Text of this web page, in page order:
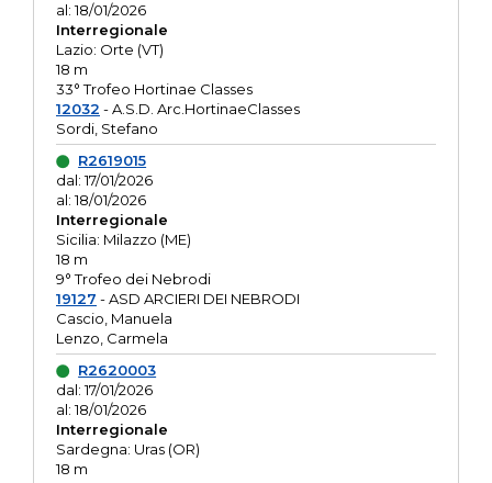
al: 18/01/2026
Interregionale
Lazio: Orte (VT)
18 m
33° Trofeo Hortinae Classes
12032 - A.S.D. Arc.HortinaeClasses
Sordi, Stefano
R2619015
dal: 17/01/2026
al: 18/01/2026
Interregionale
Sicilia: Milazzo (ME)
18 m
9° Trofeo dei Nebrodi
19127 - ASD ARCIERI DEI NEBRODI
Cascio, Manuela
Lenzo, Carmela
R2620003
dal: 17/01/2026
al: 18/01/2026
Interregionale
Sardegna: Uras (OR)
18 m